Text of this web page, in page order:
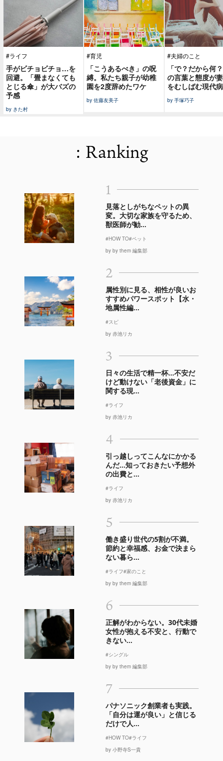
#ライフ
手がビチョビチョ…を
回避。「畳まなくても
とじる傘」が大バズの
予感
by きた村
#育児
「こうあるべき」の呪
縛。私たち親子が幼稚
園を2度辞めたワケ
by 佐藤友美子
#夫婦のこと
「で？だから何
の言葉と態度が
をむしばむ現代病
by 手塚巧子
: Ranking
1
見落としがちなペットの異
変。大切な家族を守るため、
獣医師が勧...
#HOW TO#ペット
by by them 編集部
2
属性別に見る、相性が良いお
すすめパワースポット【水・
地属性編...
#スピ
by 赤池リカ
3
日々の生活で精一杯…不安だ
けど動けない「老後資金」に
関する現...
#ライフ
by 赤池リカ
4
引っ越しってこんなにかかる
んだ…知っておきたい予想外
の出費と...
#ライフ
by 赤池リカ
5
働き盛り世代の5割が不満。
節約と幸福感、お金で決まら
ない暮ら...
#ライフ#家のこと
by by them 編集部
6
正解がわからない。30代未婚
女性が抱える不安と、行動で
きない...
#シングル
by by them 編集部
7
パナソニック創業者も実践。
「自分は運が良い」と信じる
だけで人...
#HOW TO#ライフ
by 小野寺S一貴